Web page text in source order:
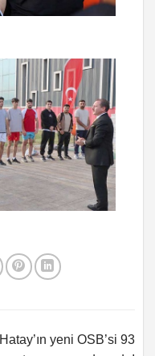
Hatay’ın yeni OSB’si 93